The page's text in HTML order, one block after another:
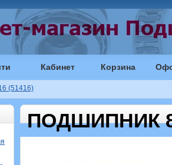
Кабинет Корзина
(51416)
ПОДШИПНИК